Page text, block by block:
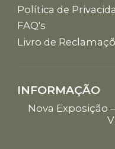
Política de
FAQ's
Livro de
INFORMAÇÃO
Nova Exposição